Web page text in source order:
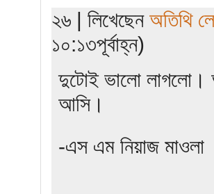
২৬ | লিখেছেন অতিথি
১০:১৩পূর্বাহ্ন)
দুটোই ভালো লাগলো।
আসি।
-এস এম নিয়াজ মাওলা